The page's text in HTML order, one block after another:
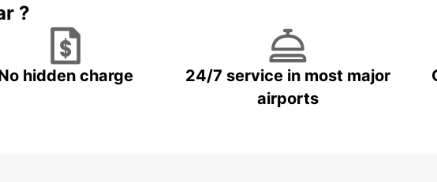
?
hidden charge
24/7 service in most major
airports